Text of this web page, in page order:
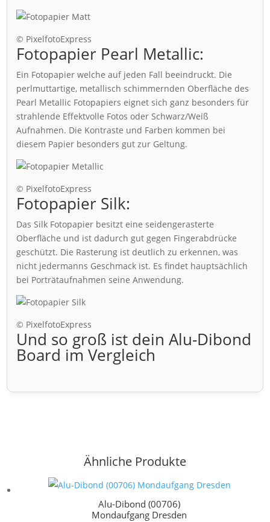
© PixelfotoExpress
Fotopapier Pearl Metallic:
Ein Fotopapier welche auf jeden Fall beeindruckt. Die
perlmuttartige, metallisch schimmernden Oberfläche des
Pearl Metallic Fotopapiers eignet sich ganz besonders für
strahlende Effektvolle Fotos oder Schwarz/Weiß
Aufnahmen. Die Kontraste und Farben kommen bei
diesem Papier besonders gut zur Geltung.
© PixelfotoExpress
Fotopapier Silk:
Das Silk Fotopapier besitzt eine seidengerasterte
Oberfläche und ist dadurch gut gegen Fingerabdrücke
geschützt. Die Rasterung ist deutlich zu erkennen, was
nicht jedermanns Geschmack ist. Es findet hauptsächlich
bei Porträtaufnahmen seine Anwendung.
© PixelfotoExpress
Und so groß ist dein Alu-Dibond
Board im Vergleich
Ähnliche Produkte
Alu-Dibond (00706)
Mondaufgang Dresden